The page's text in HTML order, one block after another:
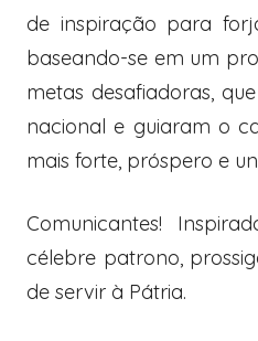
de inspiração para
baseando-se em um
metas desafiadoras,
nacional e guiaram o
mais forte, próspero e
Comunicantes!
célebre patrono,
de servir à Pátria.